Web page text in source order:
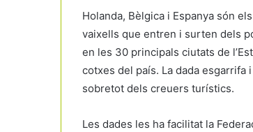
Holanda, Bèlgica i Espanya són
vaixells que entren i surten dels
en les 30 principals ciutats de
cotxes del país. La dada
sobretot dels creuers turístics.
Les dades les ha facilitat la